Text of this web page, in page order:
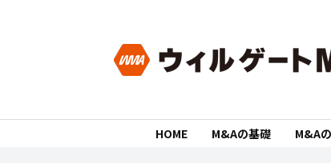
HOME M&Aの基礎 M&A